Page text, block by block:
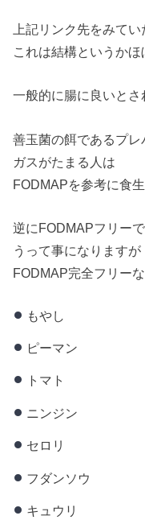
上記リンク先をみて
これは結構というかほ
一般的に腸に良いとさ
善玉菌の餌であるプ
ガスがたまる人は
FODMAPを参考に食
逆にFODMAPフリー
うって事になりますが
FODMAP完全フリー
もやし
ピーマン
トマト
ニンジン
セロリ
フダンソウ
キュウリ